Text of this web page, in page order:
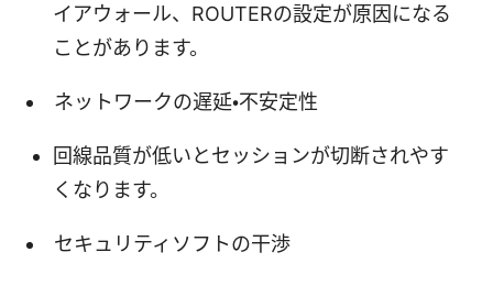
イアウォール、ROUTERの設定が原因になる
ことがあります。
ネットワークの遅延・不安定性
回線品質が低いとセッションが切断されやす
くなります。
セキュリティソフトの干渉